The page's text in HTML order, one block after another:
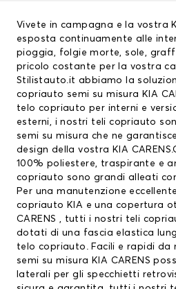
Vivete in campagna e la vostra
esposta continuamente alle
pioggia, folgie morte, sole,
pricolo costante per la vostra
Stilistauto.it abbiamo la
copriauto semi su misura KIA
telo copriautoper interni e
esterni, i nostri teli copriauto
semi su misura che ne
design della vostra KIA
100% poliestere, traspirante e
copriauto sono grandi alleati
Per una manutenzione
copriauto KIA e una copertura
CARENS , tutti i nostri teli
dotati di una fascia elastica
telo copriauto. Facili e rapidi
semi su misura KIA CARENS
laterali per gli specchietti